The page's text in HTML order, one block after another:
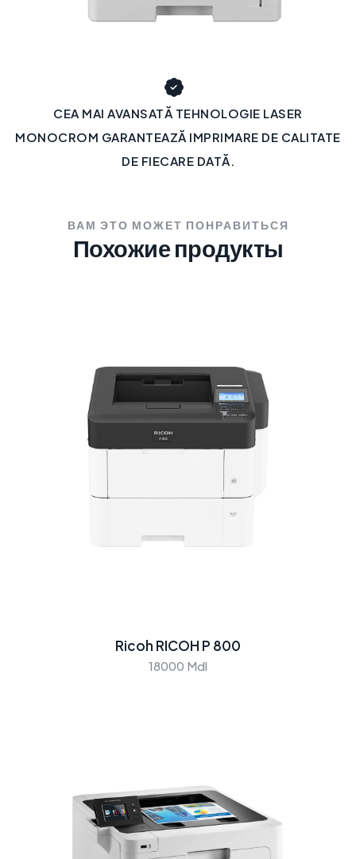
CEA MAI AVANSATĂ TEHNOLOGIE LASER
MONOCROM GARANTEAZĂ IMPRIMARE DE CALITATE
DE FIECARE DATĂ.
ВАМ ЭТО МОЖЕТ ПОНРАВИТЬСЯ
Похожие продукты
Ricoh RICOH P 800
18000 Mdl